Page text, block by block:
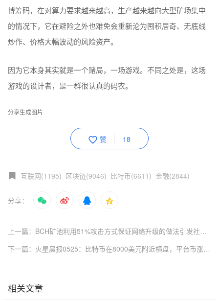
博筹码，在对算力要求越来越高，生产越来越向大型矿场集中
的情况下，它在避险之外也难免会重新沦为囤积居奇、无底线
炒作、价格大幅波动的风险资产。
因为它本身其实就是一个赌局，一场游戏。不同之处是，这场
游戏的设计者，是一群很认真的码农。
分享生成图片
赞 18
互联网(1195) 区块链(9046) 比特币(6611) 金融(2844)
分享：
上一篇：BCH矿池利用51%攻击方式保证网络升级的做法引发社区争议
下一篇：火星晨报0525：比特币在8000美元附近横盘，平台币涨多跌少；Tether在以太坊网络新增发1亿枚USDT
相关文章